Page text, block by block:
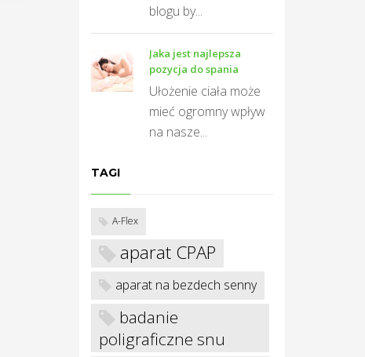
blogu by...
Jaka jest najlepsza
pozycja do spania
Ułożenie ciała może
mieć ogromny wpływ
na nasze...
TAGI
A-Flex
aparat CPAP
aparat na bezdech senny
badanie
poligraficzne snu